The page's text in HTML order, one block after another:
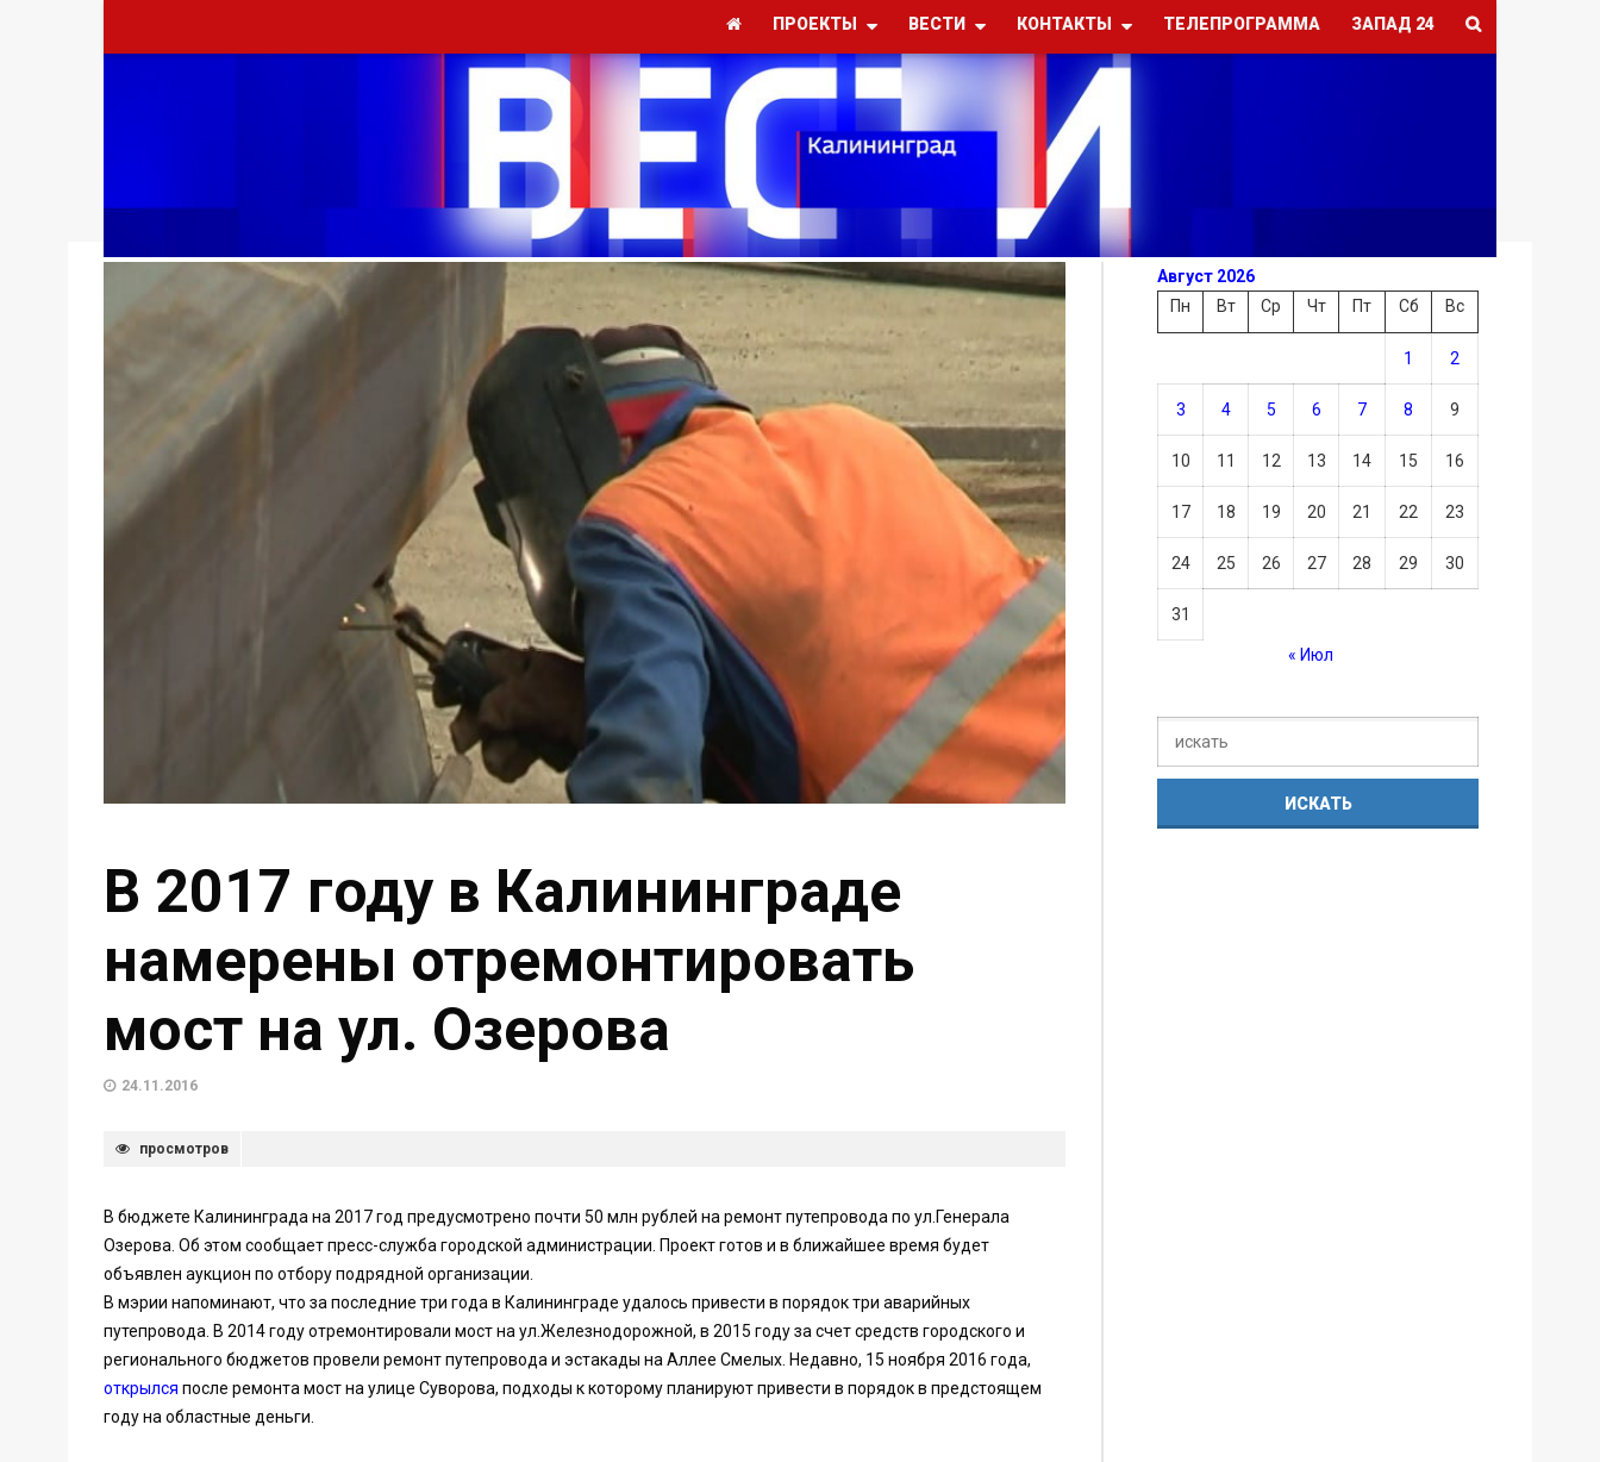
ПРОЕКТЫ ВЕСТИ КОНТАКТЫ ТЕЛЕПРОГРАММА ЗАПАД 24
В 2017 году в Калининграде
намерены отремонтировать
мост на ул. Озерова
24.11.2016
просмотров
В бюджете Калининграда на 2017 год предусмотрено почти 50 млн рублей на ремонт путепровода по ул.Генерала
Озерова. Об этом сообщает пресс-служба городской администрации. Проект готов и в ближайшее время будет
объявлен аукцион по отбору подрядной организации.
В мэрии напоминают, что за последние три года в Калининграде удалось привести в порядок три аварийных
путепровода. В 2014 году отремонтировали мост на ул.Железнодорожной, в 2015 году за счет средств городского и
регионального бюджетов провели ремонт путепровода и эстакады на Аллее Смелых. Недавно, 15 ноября 2016 года,
открылся после ремонта мост на улице Суворова, подходы к которому планируют привести в порядок в предстоящем
году на областные деньги.
Август 2026
Пн
Вт Ср Чт Пт Сб Вс
1 2
3 4 5 6 7 8 9
10 11 12 13 14 15 16
17 18 19 20 21 22 23
24 25 26 27 28 29 30
31
« Июл